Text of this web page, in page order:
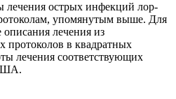
лечения острых инфекций лор-
упомянутым выше. Для
лечения из
протоколов в квадратных
лечения соответствующих